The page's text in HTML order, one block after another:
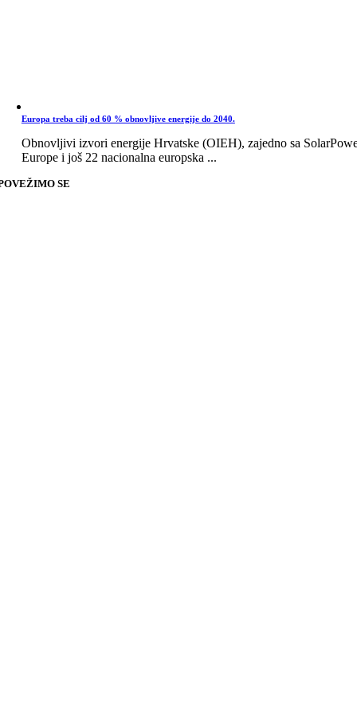
Europa treba cilj od 60 % obnovljive energije do 2040.
Obnovljivi izvori energije Hrvatske (OIEH), zajedno sa
Europe i još 22 nacionalna europska ...
SE